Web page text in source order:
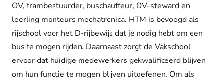
OV, trambestuurder, buschauffeur, OV-steward en
leerling monteurs mechatronica. HTM is bevoegd als
rijschool voor het D-rijbewijs dat je nodig hebt om een
bus te mogen rijden. Daarnaast zorgt de Vakschool
ervoor dat huidige medewerkers gekwalificeerd blijven
om hun functie te mogen blijven uitoefenen. Om als